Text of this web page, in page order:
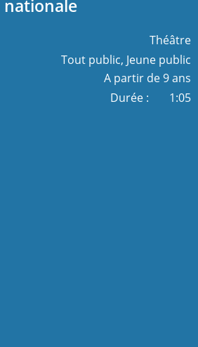
nationale
Théâtre
Tout public, Jeune public
A partir de 9 ans
Durée :
1:05